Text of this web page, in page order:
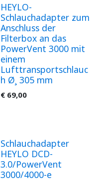
HEYLO-
Schlauchadapter zum
Anschluss der
Filterbox an das
PowerVent 3000 mit
einem
Lufttransportschlauc
h Ø¸ 305 mm
€ 69,00
Schlauchadapter
HEYLO DCD-
3.0/PowerVent
3000/4000-e